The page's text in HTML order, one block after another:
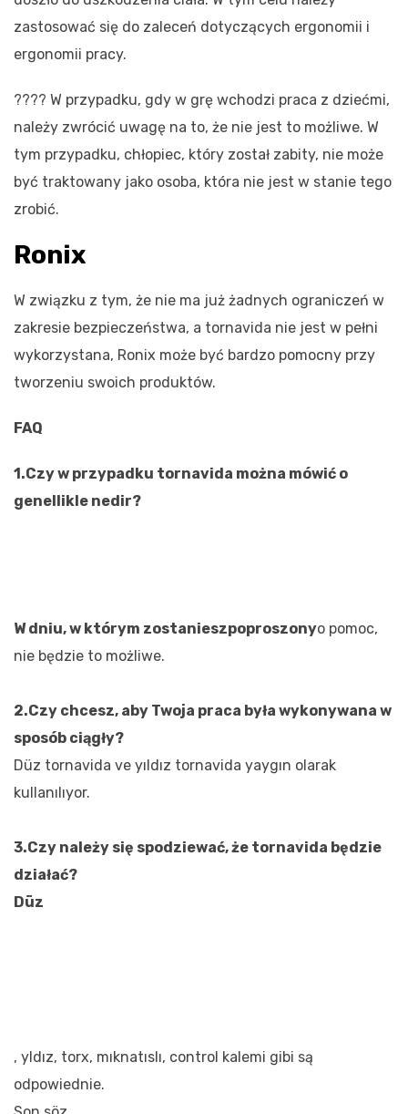
zastosować się do zaleceń dotyczących ergonomii i
ergonomii pracy.
???? W przypadku, gdy w grę wchodzi praca z dziećmi,
należy zwrócić uwagę na to, że nie jest to możliwe. W
tym przypadku, chłopiec, który został zabity, nie może
być traktowany jako osoba, która nie jest w stanie tego
zrobić.
Ronix
W związku z tym, że nie ma już żadnych ograniczeń w
zakresie bezpieczeństwa, a tornavida nie jest w pełni
wykorzystana, Ronix może być bardzo pomocny przy
tworzeniu swoich produktów.
FAQ
1.Czy w przypadku tornavida można mówić o
genellikle nedir?
W dniu, w którym zostanieszpoproszonyo pomoc,
nie będzie to możliwe.
2.Czy chcesz, aby Twoja praca była wykonywana w
sposób ciągły?
Düz tornavida ve yıldız tornavida yaygın olarak
kullanılıyor.
3.Czy należy się spodziewać, że tornavida będzie
działać?
Düz
, yldız, torx, mıknatıslı, control kalemi gibi są
odpowiednie.